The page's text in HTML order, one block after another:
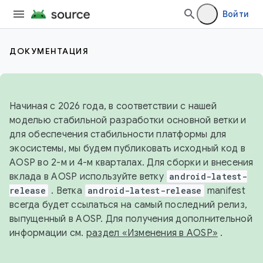
Войти
ДОКУМЕНТАЦИЯ
Начиная с 2026 года, в соответствии с нашей
моделью стабильной разработки основной ветки и
для обеспечения стабильности платформы для
экосистемы, мы будем публиковать исходный код в
AOSP во 2-м и 4-м кварталах. Для сборки и внесения
вклада в AOSP используйте ветку android-latest-
release . Ветка android-latest-release manifest
всегда будет ссылаться на самый последний релиз,
выпущенный в AOSP. Для получения дополнительной
информации см. раздел «Изменения в AOSP» .